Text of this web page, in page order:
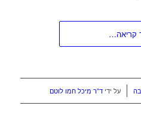
קריאה…
על ידי ד"ר מיכל חמו לוטם